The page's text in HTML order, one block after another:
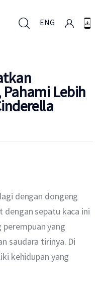
ENG
Lebih
dengan dongeng
dengan sepatu kaca ini
yang
saudara tirinya. Di
kehidupan yang